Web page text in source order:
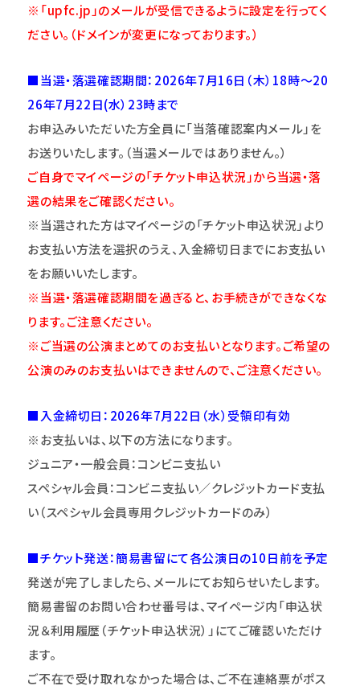
※「upfc.jp」のメールが受信できるように設定を行ってく
ださい。（ドメインが変更になっております。）
■当選・落選確認期間：2026年7月16日（木）18時～20
26年7月22日(水）23時まで
お申込みいただいた方全員に「当落確認案内メール」を
お送りいたします。（当選メールではありません。）
ご自身でマイページの「チケット申込状況」から当選・落
選の結果をご確認ください。
※当選された方はマイページの「チケット申込状況」より
お支払い方法を選択のうえ、入金締切日までにお支払い
をお願いいたします。
※当選・落選確認期間を過ぎると、お手続きができなくな
ります。ご注意ください。
※ご当選の公演まとめてのお支払いとなります。ご希望の
公演のみのお支払いはできませんので、ご注意ください。
■入金締切日：2026年7月22日（水）受領印有効
※お支払いは、以下の方法になります。
ジュニア・一般会員：コンビニ支払い
スペシャル会員：コンビニ支払い／クレジットカード支払
い（スペシャル会員専用クレジットカードのみ）
■チケット発送：簡易書留にて各公演日の10日前を予定
発送が完了しましたら、メールにてお知らせいたします。
簡易書留のお問い合わせ番号は、マイページ内「申込状
況＆利用履歴（チケット申込状況）」にてご確認いただけ
ます。
ご不在で受け取れなかった場合は、ご不在連絡票がポス